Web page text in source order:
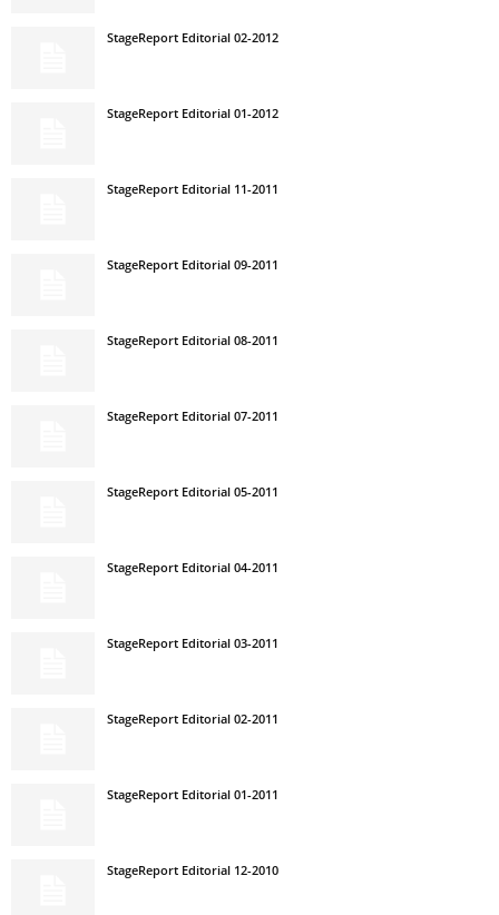
StageReport Editorial 02-2012
StageReport Editorial 01-2012
StageReport Editorial 11-2011
StageReport Editorial 09-2011
StageReport Editorial 08-2011
StageReport Editorial 07-2011
StageReport Editorial 05-2011
StageReport Editorial 04-2011
StageReport Editorial 03-2011
StageReport Editorial 02-2011
StageReport Editorial 01-2011
StageReport Editorial 12-2010